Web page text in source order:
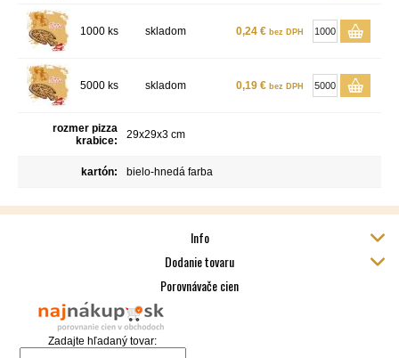
1000 ks skladom 0,24 € bez DPH
5000 ks skladom 0,19 € bez DPH
rozmer pizza
krabice:
29x29x3 cm
kartón: bielo-hnedá farba
Info
Dodanie tovaru
Porovnávače cien
Zadajte hľadaný tovar: